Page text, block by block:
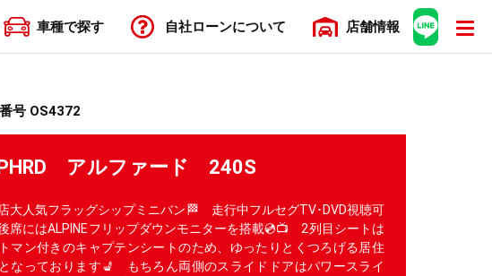
車種で探す 自社ローンについて 店舗情報
号 OS4372
アルファード 240S
大人気フラッグシップミニバン🏁 走行中フルセグTV･DVD視聴可
席にはALPINEフリップダウンモニターを搭載💿📺 2列目シートは
マン付きのキャプテンシートのため、ゆったりとくつろげる居住
なっております💺 もちろん両側のスライドドアはパワースライ